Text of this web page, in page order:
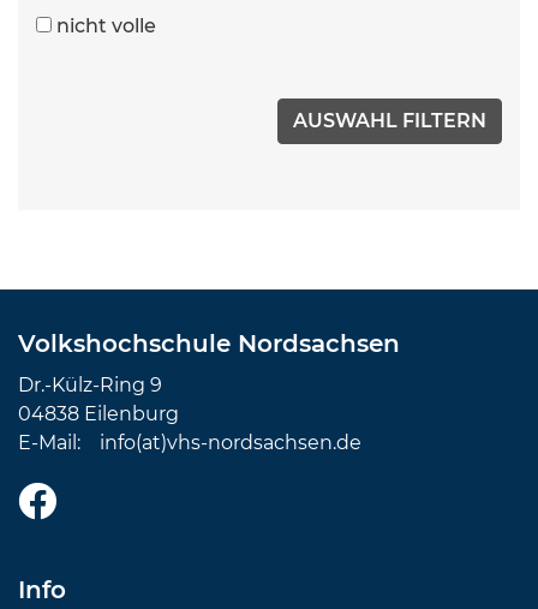
nicht volle
Volkshochschule Nordsachsen
Dr.-Külz-Ring 9
04838 Eilenburg
E-Mail: info(at)vhs-nordsachsen.de
Info